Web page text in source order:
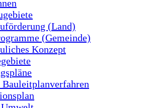
(Land)
(Gemeinde)
Konzept